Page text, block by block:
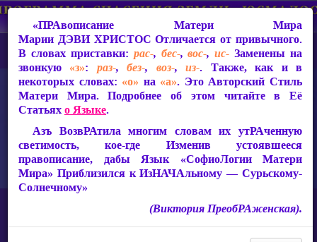
СофиоЛогическая Медиатека Матери Мира
Абсолютный Свет (Фохат) Матери Мира — Энергия
ПреобРАжения
«ПРАвописание Матери Мира
Марии ДЭВИ ХРИСТОС Отличается от привычного.
В словах приставки: рас-, бес-,вос-,ис- Заменены на
звонкую «з»: раз-,без-, воз-,из-. Также, как и в
некоторых словах: «о» на «а». Это Авторский Стиль
Матери Мира. Подробнее об этом читайте в Её
Статьяхо Языке.
Азъ ВозвРАтила многим словам их утРАченную
светимость, кое-где Изменив устоявшееся
правописание, дабы Язык «СофиоЛогии Матери
Мира» Приблизился к ИзНАЧАльному — Сурьскому-
Солнечному»
(Виктория ПреобРАженская).